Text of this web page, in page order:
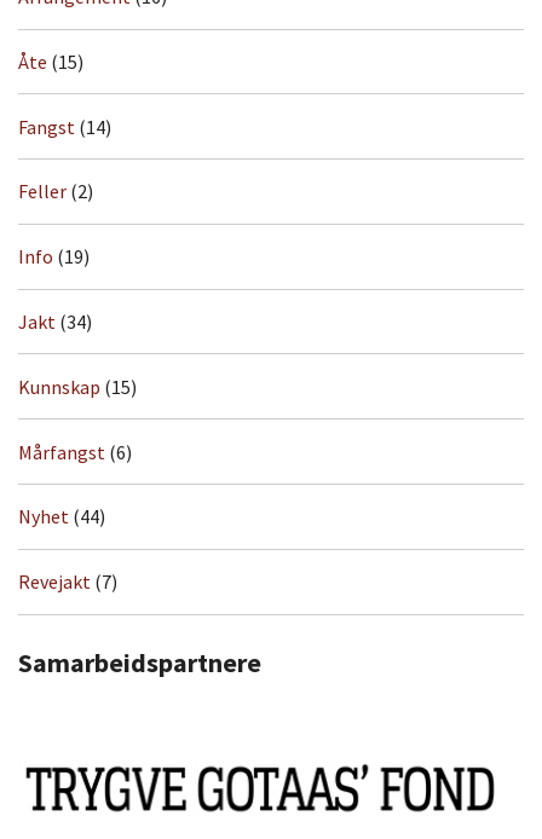
Åte (15)
Fangst (14)
Feller (2)
Info (19)
Jakt (34)
Kunnskap (15)
Mårfangst (6)
Nyhet (44)
Revejakt (7)
Samarbeidspartnere